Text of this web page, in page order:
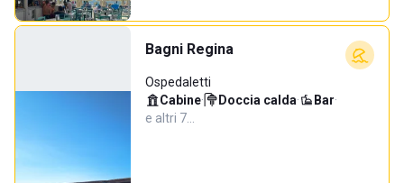
Bagni Regina
Ospedaletti
Cabine· Doccia calda· Bar·
e altri 7…